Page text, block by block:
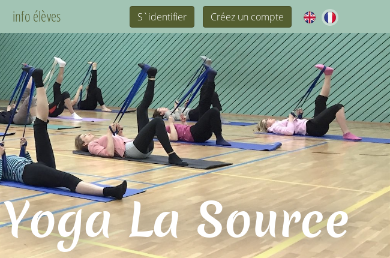
info élèves S`identifier Créez un compte
Yoga La Source